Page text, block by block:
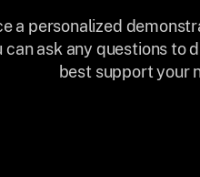
a personalized
can ask any questions to
best support your